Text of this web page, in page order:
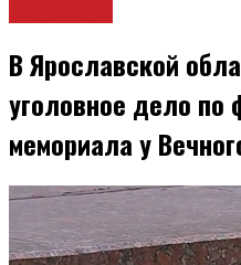
В Ярославской
уголовное дело по
мемориала у